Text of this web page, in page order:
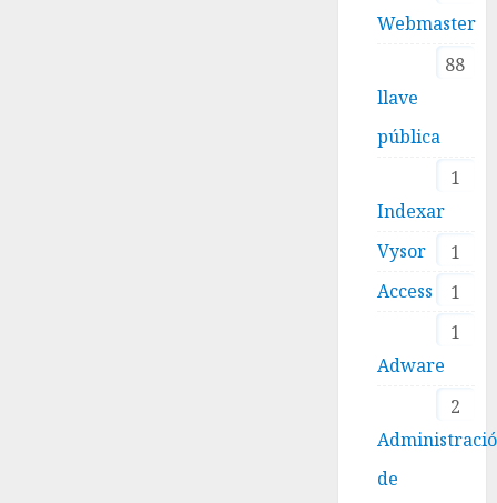
Webmaster
88
llave
pública
1
Indexar
1
Vysor
1
Access
1
Adware
2
de